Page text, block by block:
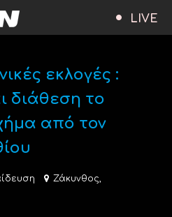
LIVE
εκλογές :
διάθεση το
από τον
Ζάκυνθος,